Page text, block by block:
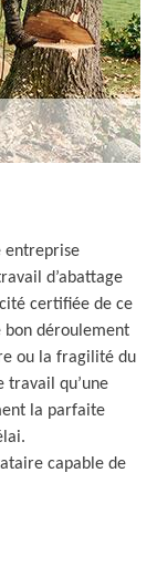
entreprise
d’abattage
certifiée de ce
déroulement
ou la fragilité du
travail qu’une
la parfaite
capable de